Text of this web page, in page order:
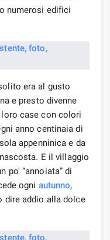
numerosi edifici
era al gusto
e presto divenne
loro case con colori
anno centinaia di
appenninica e da
E il villaggio
po' “annoiata” di
ogni autunno,
dire addio alla dolce